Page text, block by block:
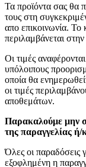
Τα προϊόντα σας θα
τους στη
απο επικοινωνία. Το
περιλαμβάνεται στην
Οι τιμές
υπόλοιπους
οποία θα
οι τιμές
αποθεμάτων.
Παρακαλούμε μην
της παραγγελίας ή/
Όλες οι παραδόσεις
εξοφλημένη η